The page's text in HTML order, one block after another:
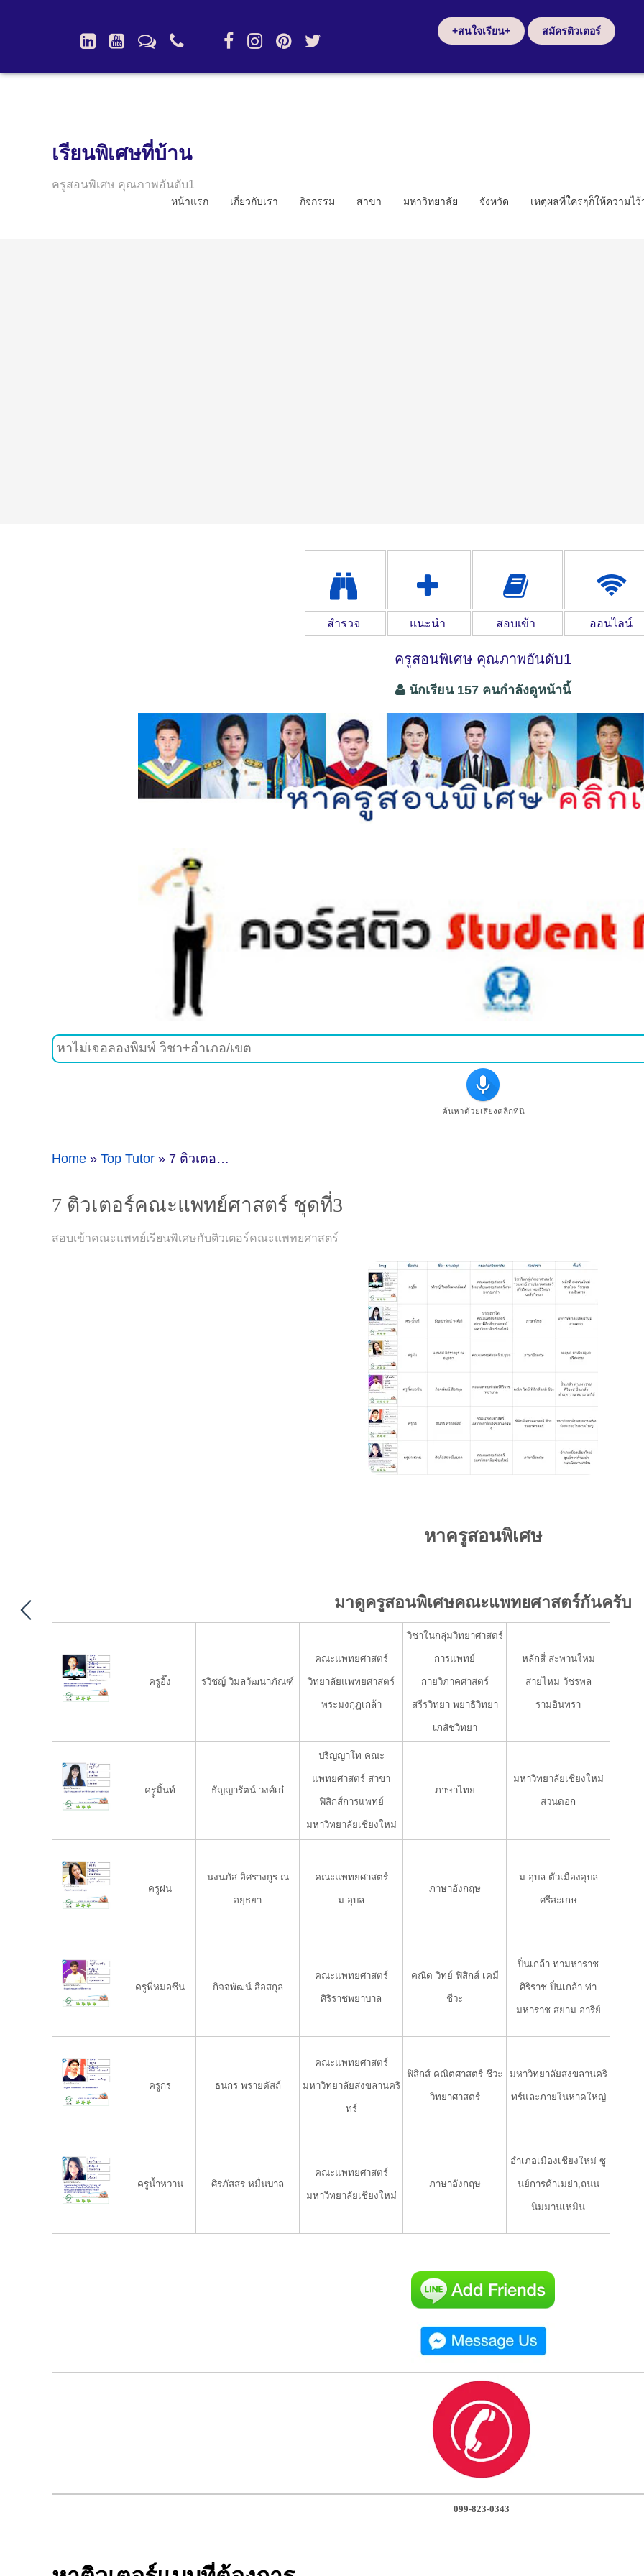
+สนใจเรียน+ สมัครติวเตอร์
เรียนพิเศษที่บ้าน
ครูสอนพิเศษ คุณภาพอันดับ1
หน้าแรก เกี่ยวกับเรา กิจกรรม สาขา มหาวิทยาลัย จังหวัด เหตุผลที่ใครๆก็ให้ความไว้
สำรวจ แนะนำ สอบเข้า ออนไลน์
ครูสอนพิเศษ คุณภาพอันดับ1
นักเรียน 157 คนกำลังดูหน้านี้
ค้นหาด้วยเสียงคลิกที่นี่
Home » Top Tutor » 7 ติวเตอร์คณะแพทย์ศาสตร์ ชุดที่3
7 ติวเตอร์คณะแพทย์ศาสตร์ ชุดที่3
สอบเข้าคณะแพทย์เรียนพิเศษกับติวเตอร์คณะแพทยศาสตร์
หาครูสอนพิเศษ
มาดูครูสอนพิเศษคณะแพทยศาสตร์กันครับ
ครูอิ๊ง รวิชญ์ วิมลวัฒนาภัณฑ์
คณะแพทยศาสตร์
วิทยาลัยแพทยศาสตร์
พระมงกุฎเกล้า
วิชาในกลุ่มวิทยาศาสตร์
การแพทย์
กายวิภาคศาสตร์
สรีรวิทยา พยาธิวิทยา
เภสัชวิทยา
หลักสี่ สะพานใหม่
สายไหม วัชรพล
รามอินทรา
ครููมิ้นท์ ธัญญารัตน์ วงศ์เก๋
ปริญญาโท คณะ
แพทยศาสตร์ สาขา
ฟิสิกส์การแพทย์
มหาวิทยาลัยเชียงใหม่
ภาษาไทย
มหาวิทยาลัยเชียงใหม่
สวนดอก
ครูฝน
นงนภัส อิศรางกูร ณ
อยุธยา
คณะแพทยศาสตร์
ม.อุบล
ภาษาอังกฤษ
ม.อุบล ตัวเมืองอุบล
ศรีสะเกษ
ครูพี่หมอซีน กิจจพัฒน์ สือสกุล
คณะแพทยศาสตร์
ศิริราชพยาบาล
คณิต วิทย์ ฟิสิกส์ เคมี
ชีวะ
ปิ่นเกล้า ท่ามหาราช
ศิริราช ปิ่นเกล้า ท่า
มหาราช สยาม อารีย์
ครูกร ธนกร พรายดัสถ์
คณะแพทยศาสตร์
มหาวิทยาลัยสงขลานคริ
ทร์
ฟิสิกส์ คณิตศาสตร์ ชีวะ
วิทยาศาสตร์
มหาวิทยาลัยสงขลานคริ
ทร์และภายในหาดใหญ่
ครูน้ำหวาน ศิรภัสสร หมื่นบาล
คณะแพทยศาสตร์
มหาวิทยาลัยเชียงใหม่
ภาษาอังกฤษ
อำเภอเมืองเชียงใหม่ ซู
นย์การค้าเมย่า,ถนน
นิมมานเหมิน
099-823-0343